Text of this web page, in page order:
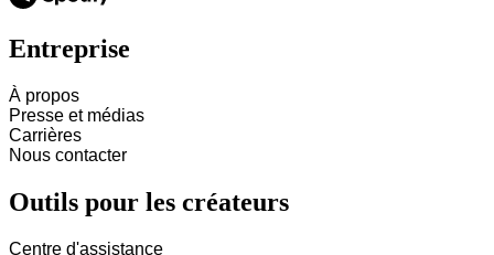
Entreprise
À propos
Presse et médias
Carrières
Nous contacter
Outils pour les créateurs
Centre d'assistance